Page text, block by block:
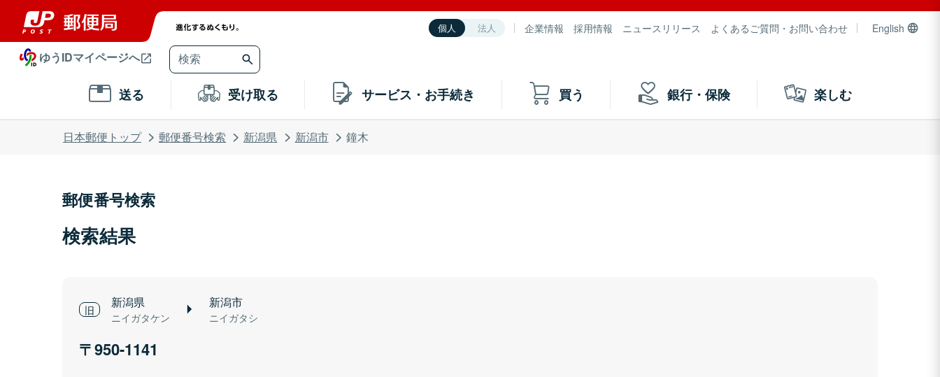
個人 法人 企業情報 採用情報 ニュースリリース よくあるご質問・お問い合わせ English
ゆうIDマイページへ
送る 受け取る サービス・お手続き 買う 銀行・保険 楽しむ
日本郵便トップ 郵便番号検索 新潟県 新潟市 鐘木
郵便番号検索
検索結果
新潟県
ニイガタケン
新潟市
ニイガタシ
950-1141